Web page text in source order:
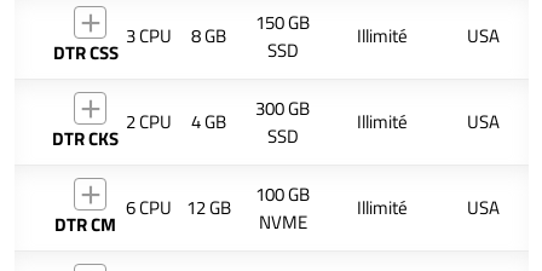
DTR CSS
3 CPU 8 GB
150 GB
SSD
Illimité USA
DTR CKS
2 CPU 4 GB
300 GB
SSD
Illimité USA
DTR CM
6 CPU 12 GB
100 GB
NVME
Illimité USA